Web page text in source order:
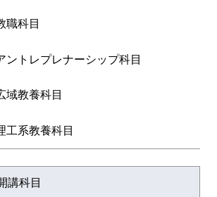
職科目
ントレプレナーシップ科目
域教養科目
工系教養科目
講科目